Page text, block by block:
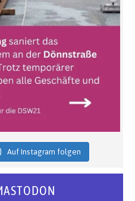
Auf Instagram folgen